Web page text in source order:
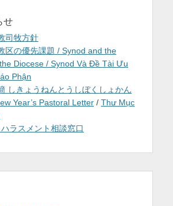
せ
司牧方針
区の優先課題 / Synod and the
Diocese / Synod Và Đề Tài Ưu
Phận
しきょうねんとうしぼくしょかん
Year’s Pastoral Letter / Thư Mục
ラスメント相談窓口